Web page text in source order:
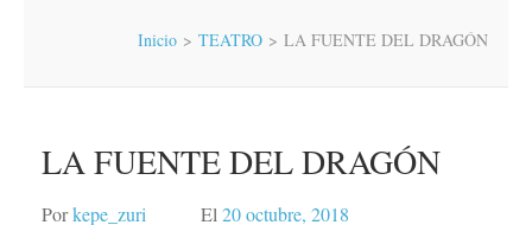
Inicio > TEATRO > LA FUENTE DEL DRAGÓN
LA FUENTE DEL DRAGÓN
Porkepe_zuri El 20 octubre, 2018